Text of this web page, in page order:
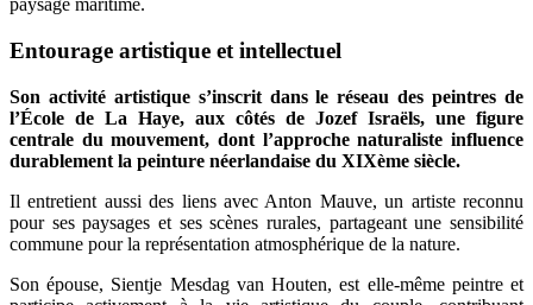
paysage maritime.
Entourage artistique et intellectuel
Son activité artistique s’inscrit dans le réseau des peintres de
l’École de La Haye, aux côtés de Jozef Israëls, une figure
centrale du mouvement, dont l’approche naturaliste influence
durablement la peinture néerlandaise du XIXème siècle.
Il entretient aussi des liens avec Anton Mauve, un artiste reconnu
pour ses paysages et ses scènes rurales, partageant une sensibilité
commune pour la représentation atmosphérique de la nature.
Son épouse, Sientje Mesdag van Houten, est elle-même peintre et